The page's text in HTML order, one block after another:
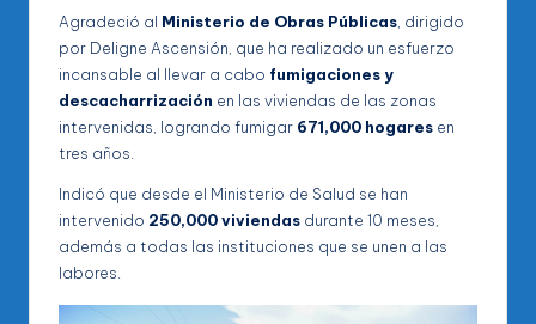
Agradeció al Ministerio de Obras Públicas, dirigido
por Deligne Ascensión, que ha realizado un esfuerzo
incansable al llevar a cabo fumigaciones y
descacharrización en las viviendas de las zonas
intervenidas, logrando fumigar 671,000 hogares en
tres años.
Indicó que desde el Ministerio de Salud se han
intervenido 250,000 viviendas durante 10 meses,
además a todas las instituciones que se unen a las
labores.